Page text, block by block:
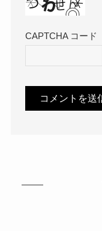
CAPTCHA コード